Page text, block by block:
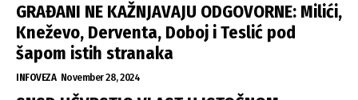
GRAĐANI NE KAŽNJAVAJU ODGOVORNE: Milići,
Kneževo, Derventa, Doboj i Teslić pod
šapom istih stranaka
INFOVEZA November 28, 2024